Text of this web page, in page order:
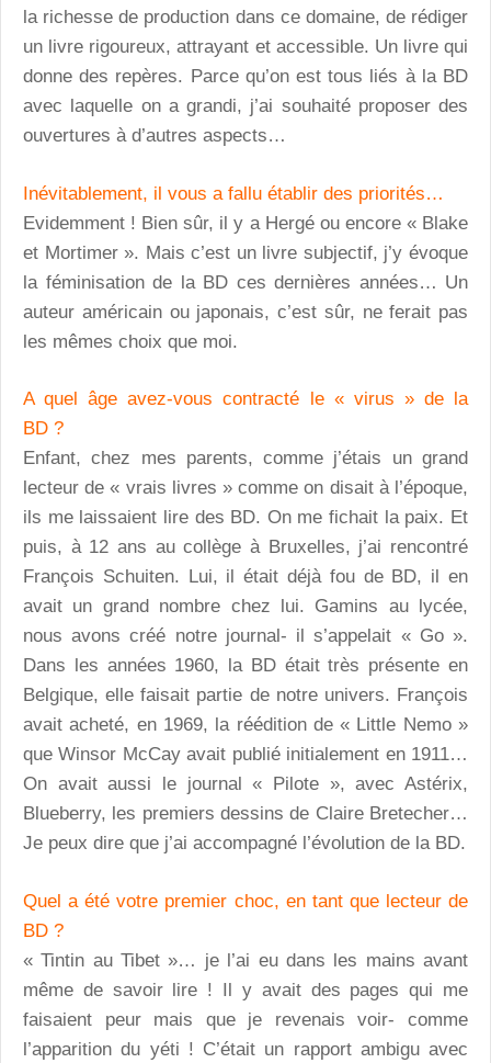
la richesse de production dans ce domaine, de rédiger
un livre rigoureux, attrayant et accessible. Un livre qui
donne des repères. Parce qu’on est tous liés à la BD
avec laquelle on a grandi, j’ai souhaité proposer des
ouvertures à d’autres aspects…
Inévitablement, il vous a fallu établir des priorités…
Evidemment ! Bien sûr, il y a Hergé ou encore « Blake
et Mortimer ». Mais c’est un livre subjectif, j’y évoque
la féminisation de la BD ces dernières années… Un
auteur américain ou japonais, c’est sûr, ne ferait pas
les mêmes choix que moi.
A quel âge avez-vous contracté le « virus » de la
BD ?
Enfant, chez mes parents, comme j’étais un grand
lecteur de « vrais livres » comme on disait à l’époque,
ils me laissaient lire des BD. On me fichait la paix. Et
puis, à 12 ans au collège à Bruxelles, j’ai rencontré
François Schuiten. Lui, il était déjà fou de BD, il en
avait un grand nombre chez lui. Gamins au lycée,
nous avons créé notre journal- il s’appelait « Go ».
Dans les années 1960, la BD était très présente en
Belgique, elle faisait partie de notre univers. François
avait acheté, en 1969, la réédition de « Little Nemo »
que Winsor McCay avait publié initialement en 1911…
On avait aussi le journal « Pilote », avec Astérix,
Blueberry, les premiers dessins de Claire Bretecher…
Je peux dire que j’ai accompagné l’évolution de la BD.
Quel a été votre premier choc, en tant que lecteur de
BD ?
« Tintin au Tibet »… je l’ai eu dans les mains avant
même de savoir lire ! Il y avait des pages qui me
faisaient peur mais que je revenais voir- comme
l’apparition du yéti ! C’était un rapport ambigu avec